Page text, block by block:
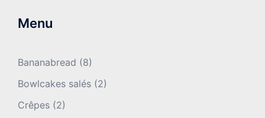
Menu
Bananabread (8)
Bowlcakes salés (2)
Crêpes (2)